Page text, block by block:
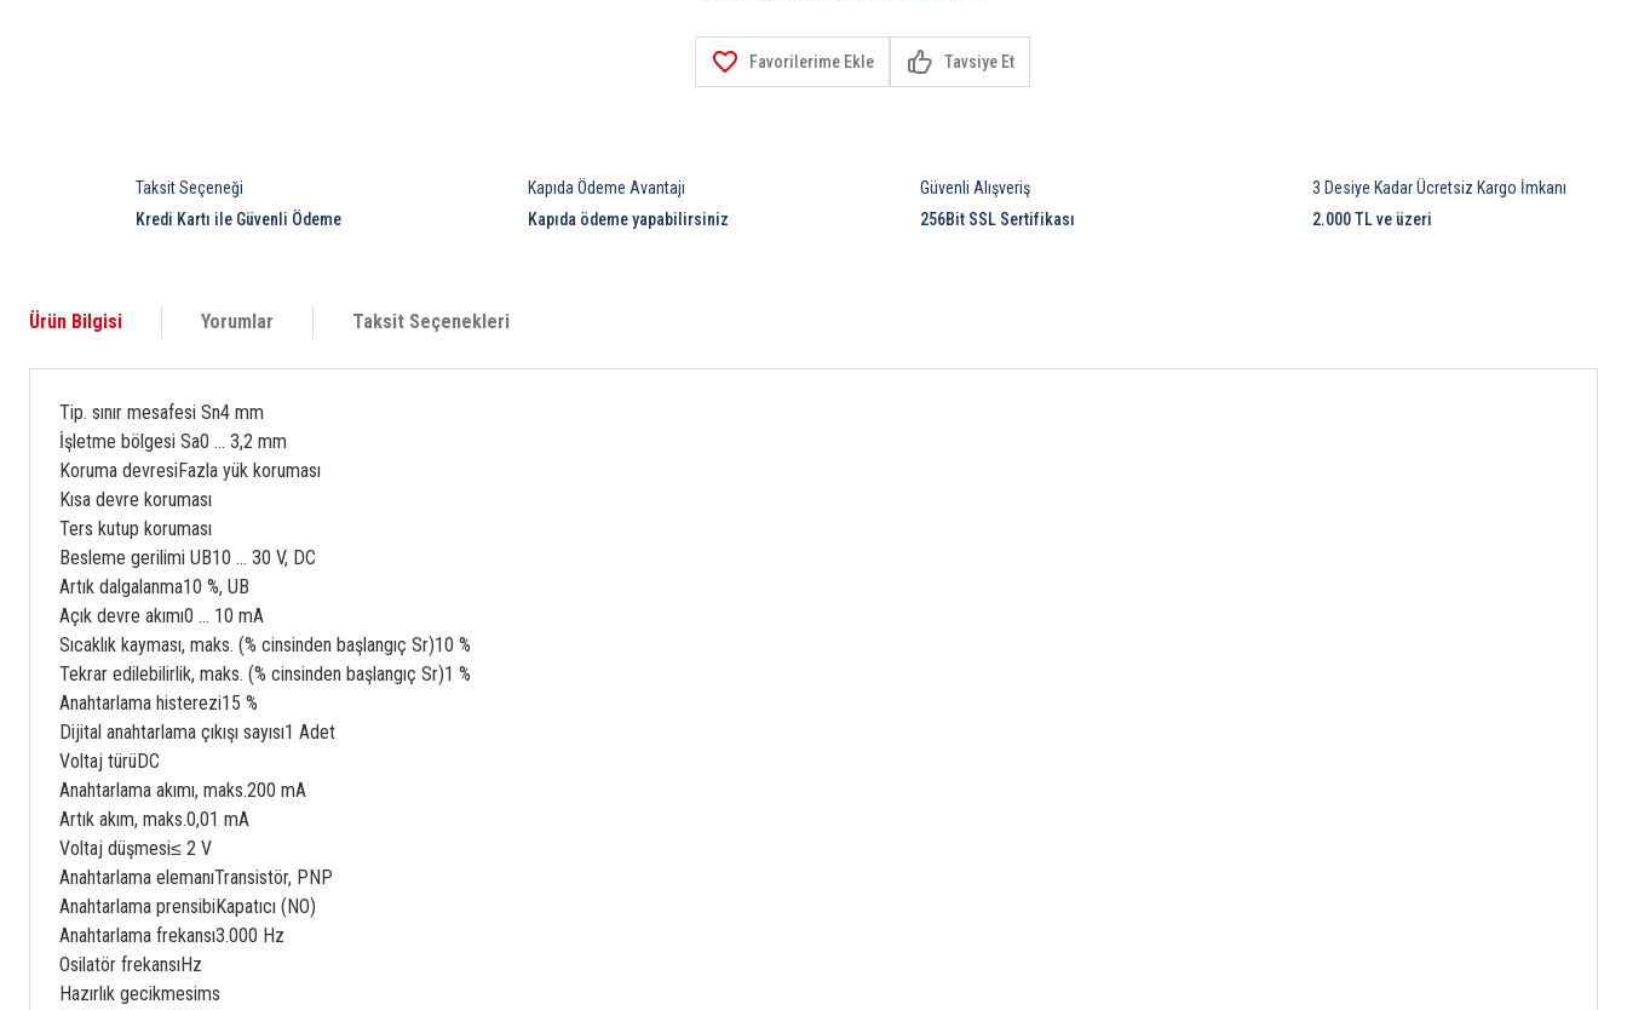
Tavsiye Et
3 Desiye Kadar Ücretsiz Kargo İmkanı
2.000 TL ve üzeri
Kapıda Ödeme Avantajı
Kapıda ödeme yapabilirsiniz
Güvenli Alışveriş
256Bit SSL Sertifikası
Taksit Seçeneği
Kredi Kartı ile Güvenli Ödeme
Ürün Bilgisi Yorumlar Taksit Seçenekleri
Tip. sınır mesafesi Sn4 mm
İşletme bölgesi Sa0 ... 3,2 mm
Koruma devresi Fazla yük koruması
Kısa devre koruması
Ters kutup koruması
Besleme gerilimi UB10 ... 30 V, DC
Artık dalgalanma10 %, UB
Açık devre akımı0 ... 10 mA
Sıcaklık kayması, maks. (% cinsinden başlangıç Sr)10 %
Tekrar edilebilirlik, maks. (% cinsinden başlangıç Sr)1 %
Anahtarlama histerezi15 %
Dijital anahtarlama çıkışı sayısı1 Adet
Voltaj türü DC
Anahtarlama akımı, maks.200 mA
Artık akım, maks.0,01 mA
Voltaj düşmesi≤ 2 V
Anahtarlama elemanıTransistör, PNP
Anahtarlama prensibi Kapatıcı (NO)
Anahtarlama frekansı3.000 Hz
Osilatör frekansı Hz
Hazırlık gecikmesims